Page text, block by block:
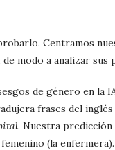
Centramos
modo a analizar
de género en la
frases del
. Nuestra predicción
(la